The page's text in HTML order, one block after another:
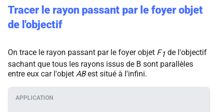
Tracer le rayon passant par le foyer objet
de l'objectif
On trace le rayon passant par le foyer objet F1 de l'objectif
sachant que tous les rayons issus de B sont parallèles
entre eux car l'objet ABest situé à l'infini.